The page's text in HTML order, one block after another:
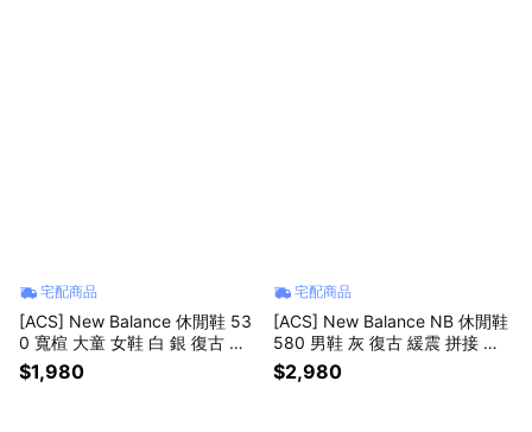
宅配商品
[ACS] New Balance 休閒鞋 53
0 寬楦 大童 女鞋 白 銀 復古 紐
巴倫 NB 運動鞋 GZ530SB1-W
$1,980
宅配商品
[ACS] New Balance NB 休閒鞋
580 男鞋 灰 復古 緩震 拼接 紐
巴倫 MT580VA2-D
$2,980